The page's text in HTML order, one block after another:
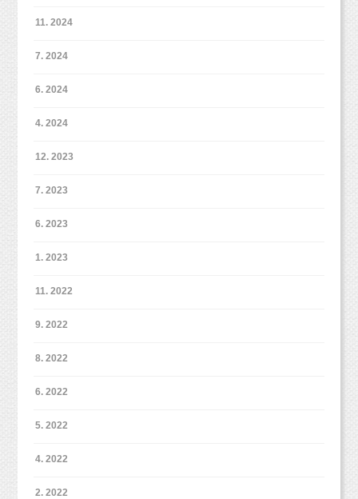
11. 2024
7. 2024
6. 2024
4. 2024
12. 2023
7. 2023
6. 2023
1. 2023
11. 2022
9. 2022
8. 2022
6. 2022
5. 2022
4. 2022
2. 2022